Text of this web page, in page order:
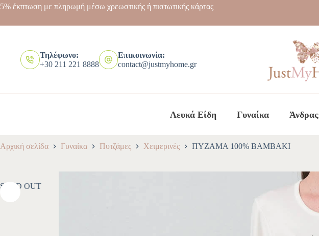
5% έκπτωση με πληρωμή μέσω χρεωστικής ή πιστωτικής κάρτας
Τηλέφωνο:
+30 211 221 8888
Επικοινωνία:
contact@justmyhome.gr
Λευκά Είδη Γυναίκα Άνδρας
Αρχική σελίδα Γυναίκα Πυτζάμες Χειμερινές ΠΥΖΑΜΑ 100% ΒΑΜΒΑΚΙ
SOLD OUT